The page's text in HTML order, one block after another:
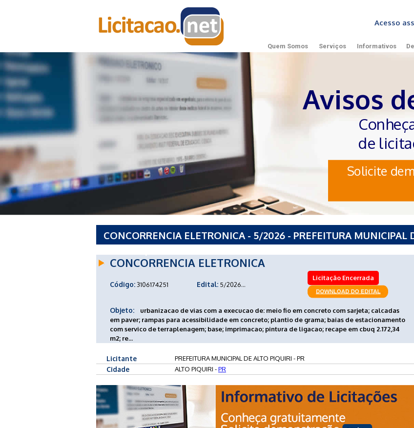
Acesso
Quem Somos Serviços Informativos
Avisos
de
Solicite
CONCORRENCIA ELETRONICA - 5/2026 - PREFEITURA MUNICIPAL
CONCORRENCIA ELETRONICA
Código:3106174251 Edital: 5/2026...
Licitação Encerrada
Objeto:
urbanizacao de vias com a execucao de: meio fio em concreto com sarjeta; calcadas
em paver; rampas para acessibilidade em concreto; plantio de grama; baias de estacionamento
com servico de terraplenagem; base; imprimacao; pintura de ligacao; recape em cbuq 2.172,34
m2; re...
Licitante PREFEITURA MUNICIPAL DE ALTO PIQUIRI - PR
Cidade ALTO PIQUIRI -PR